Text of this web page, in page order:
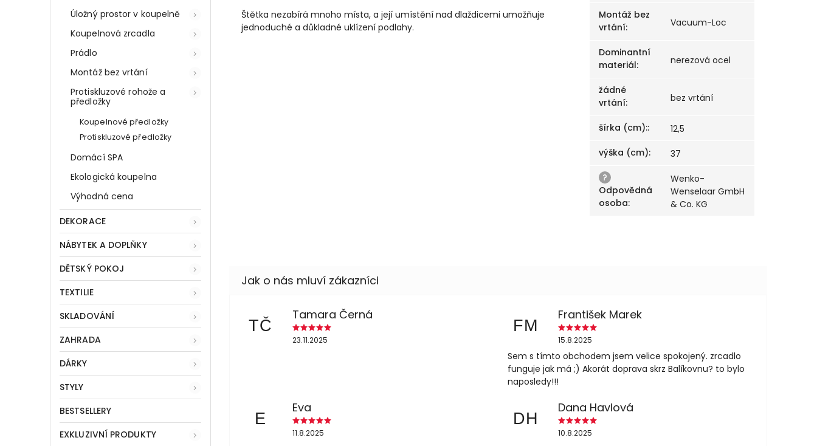
Úložný prostor v koupelně
Koupelnová zrcadla
Prádlo
Montáž bez vrtání
Protiskluzové rohože a
předložky
Koupelnové předložky
Protiskluzové předložky
Domácí SPA
Ekologická koupelna
Výhodná cena
DEKORACE
NÁBYTEK A DOPLŇKY
DĚTSKÝ POKOJ
TEXTILIE
SKLADOVÁNÍ
ZAHRADA
DÁRKY
STYLY
BESTSELLERY
EXKLUZIVNÍ PRODUKTY
Štětka nezabírá mnoho místa, a její umístění nad dlaždicemi umožňuje
jednoduché a důkladné uklízení podlahy.
Montáž bez
vrtání: Vacuum-Loc
Dominantní
materiál: nerezová ocel
žádné
vrtání: bez vrtání
šírka (cm)::
12,5
výška (cm):
37
?
Odpovědná
osoba:
Wenko-
Wenselaar GmbH
& Co. KG
TČ
Tamara Černá
23.11.2025
FM
František Marek
15.8.2025
Sem s tímto obchodem jsem velice spokojený. zrcadlo
funguje jak má ;) Akorát doprava skrz Balíkovnu? to bylo
naposledy!!!
E
Eva
11.8.2025
DH
Dana Havlová
10.8.2025